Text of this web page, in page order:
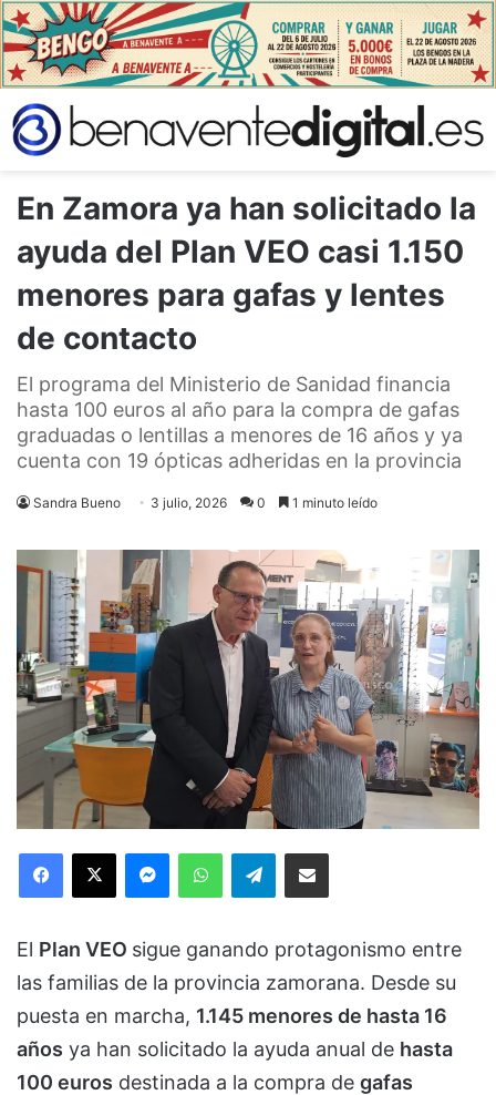
En Zamora ya han solicitado la
ayuda del Plan VEO casi 1.150
menores para gafas y lentes
de contacto
El programa del Ministerio de Sanidad financia
hasta 100 euros al año para la compra de gafas
graduadas o lentillas a menores de 16 años y ya
cuenta con 19 ópticas adheridas en la provincia
Sandra Bueno 3 julio, 2026 0 1 minuto leído
Facebook
X MessengerWhatsAppTelegramCompartir via Email
El Plan VEO sigue ganando protagonismo entre
las familias de la provincia zamorana. Desde su
puesta en marcha, 1.145 menores de hasta 16
años ya han solicitado la ayuda anual de hasta
100 euros destinada a la compra de gafas